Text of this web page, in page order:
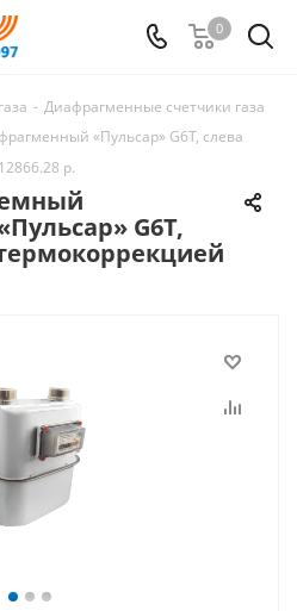
0
- Диафрагменные счетчики газа
«Пульсар» G6Т, слева
р.
G6Т,